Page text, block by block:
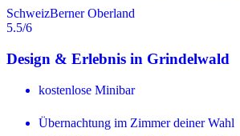
SchweizBerner Oberland
5.5/6
Design & Erlebnis in Grindelwald
kostenlose Minibar
Übernachtung im Zimmer deiner Wahl